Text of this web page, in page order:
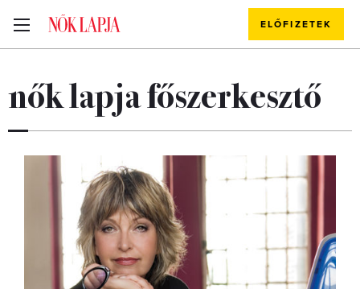
ELŐFIZETEK
nők lapja főszerkesztő